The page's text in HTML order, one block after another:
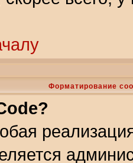
Форматирование